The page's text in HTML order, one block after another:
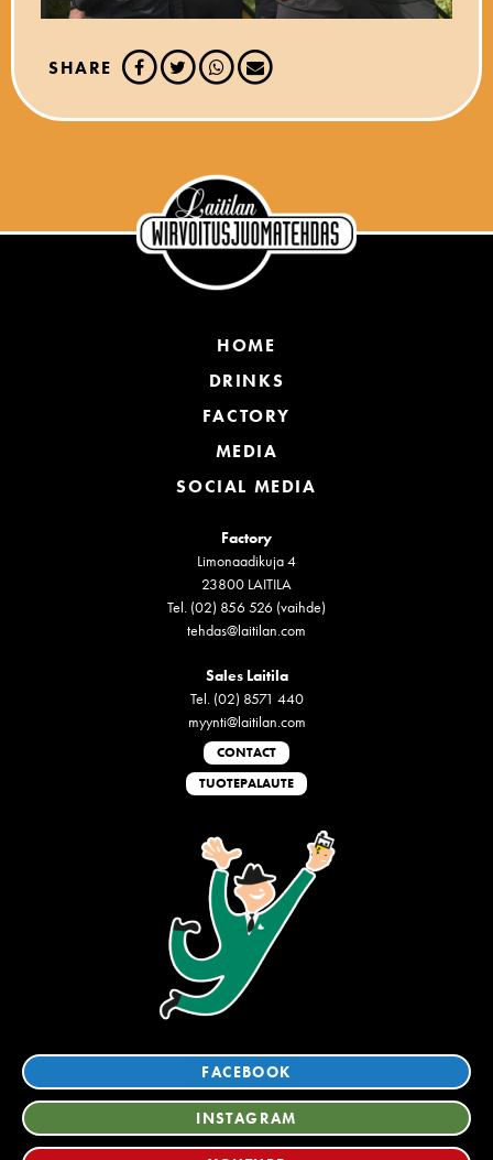
SHARE
HOME
DRINKS
FACTORY
MEDIA
SOCIAL MEDIA
Factory
Limonaadikuja 4
23800 LAITILA
Tel. (02) 856 526 (vaihde)
tehdas@laitilan.com
Sales Laitila
Tel. (02) 8571 440
myynti@laitilan.com
CONTACT
TUOTEPALAUTE
FACEBOOK
INSTAGRAM